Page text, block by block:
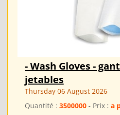
- Wash Gloves -
jetables
Thursday 06 August 2026
Quantité : 3500000 - Prix : a